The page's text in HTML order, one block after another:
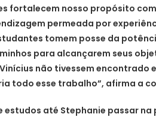
fortalecem nosso propósito
permeada por
tomem posse da
para alcançarem seus
não tivessem encontrado
todo esse trabalho”, afirma a
estudos até Stephanie passar